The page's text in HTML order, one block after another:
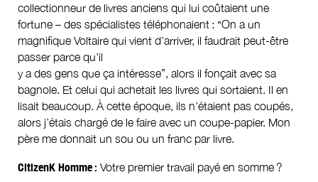
collectionneur de livres anciens qui lui coûtaient une
fortune – des spécialistes téléphonaient : “On a un
magnifique Voltaire qui vient d’arriver, il faudrait peut-être
passer parce qu’il
y a des gens que ça intéresse”, alors il fonçait avec sa
bagnole. Et celui qui achetait les livres qui sortaient. Il en
lisait beaucoup. À cette époque, ils n’étaient pas coupés,
alors j’étais chargé de le faire avec un coupe-papier. Mon
père me donnait un sou ou un franc par livre.
CitizenK Homme : Votre premier travail payé en somme ?